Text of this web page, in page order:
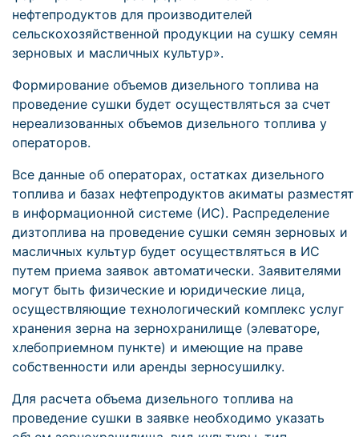
нефтепродуктов для производителей
сельскохозяйственной продукции на сушку семян
зерновых и масличных культур».
Формирование объемов дизельного топлива на
проведение сушки будет осуществляться за счет
нереализованных объемов дизельного топлива у
операторов.
Все данные об операторах, остатках дизельного
топлива и базах нефтепродуктов акиматы разместят
в информационной системе (ИС). Распределение
дизтоплива на проведение сушки семян зерновых и
масличных культур будет осуществляться в ИС
путем приема заявок автоматически. Заявителями
могут быть физические и юридические лица,
осуществляющие технологический комплекс услуг
хранения зерна на зернохранилище (элеваторе,
хлебоприемном пункте) и имеющие на праве
собственности или аренды зерносушилку.
Для расчета объема дизельного топлива на
проведение сушки в заявке необходимо указать